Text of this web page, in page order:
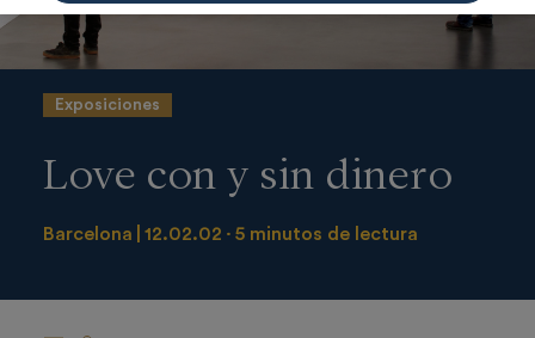
Exposiciones
Love con y sin dinero
Barcelona 12.02.02 5 minutos de lectura